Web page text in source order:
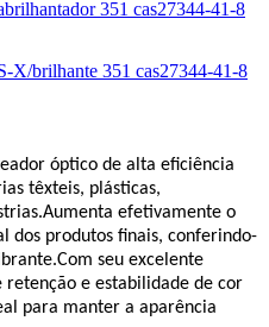
óptico de alta eficiência
têxteis, plásticas,
efetivamente o
dos produtos finais, conferindo-
seu excelente
retenção e estabilidade de cor
para manter a aparência